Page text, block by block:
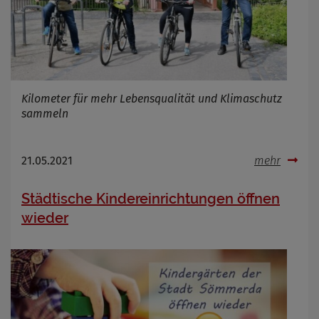
Kilometer für mehr Lebensqualität und Klimaschutz
sammeln
21.05.2021 mehr
Städtische Kindereinrichtungen öffnen
wieder
Infos schließen